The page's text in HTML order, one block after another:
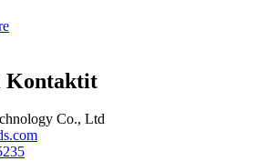
Kontaktit
Co., Ltd